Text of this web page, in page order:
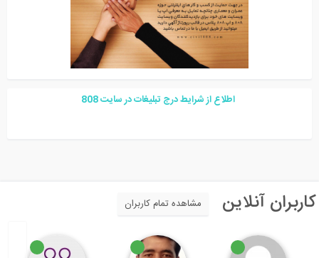
اطلاع از شرایط درج تبلیغات در سایت 808
آنلاین مشاهده تمام کاربران